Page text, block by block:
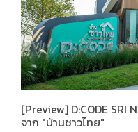
[Preview] D:CODE SRI
จาก "บ้านชาวไทย"